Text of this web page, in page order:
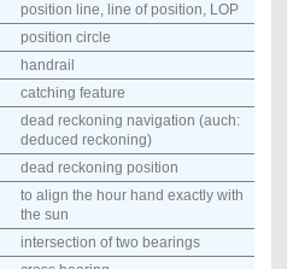
position line, line of position, LOP
position circle
handrail
catching feature
dead reckoning navigation (auch:
deduced reckoning)
dead reckoning position
to align the hour hand exactly with
the sun
intersection of two bearings